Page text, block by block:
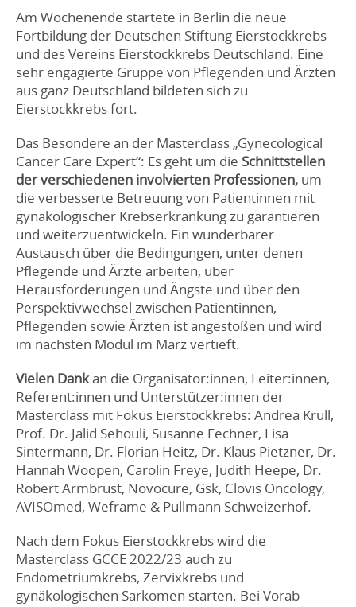
Am Wochenende startete in Berlin die neue
Fortbildung der Deutschen Stiftung Eierstockkrebs
und des Vereins Eierstockkrebs Deutschland. Eine
sehr engagierte Gruppe von Pflegenden und Ärzten
aus ganz Deutschland bildeten sich zu
Eierstockkrebs fort.
Das Besondere an der Masterclass „Gynecological
Cancer Care Expert“: Es geht um die Schnittstellen
der verschiedenen involvierten Professionen, um
die verbesserte Betreuung von Patientinnen mit
gynäkologischer Krebserkrankung zu garantieren
und weiterzuentwickeln. Ein wunderbarer
Austausch über die Bedingungen, unter denen
Pflegende und Ärzte arbeiten, über
Herausforderungen und Ängste und über den
Perspektivwechsel zwischen Patientinnen,
Pflegenden sowie Ärzten ist angestoßen und wird
im nächsten Modul im März vertieft.
Vielen Dankan die Organisator:innen, Leiter:innen,
Referent:innen und Unterstützer:innen der
Masterclass mit Fokus Eierstockkrebs: Andrea Krull,
Prof. Dr. Jalid Sehouli, Susanne Fechner, Lisa
Sintermann, Dr. Florian Heitz, Dr. Klaus Pietzner, Dr.
Hannah Woopen, Carolin Freye, Judith Heepe, Dr.
Robert Armbrust, Novocure, Gsk, Clovis Oncology,
AVISOmed, Weframe & Pullmann Schweizerhof.
Nach dem Fokus Eierstockkrebs wird die
Masterclass GCCE 2022/23 auch zu
Endometriumkrebs, Zervixkrebs und
gynäkologischen Sarkomen starten. Bei Vorab-